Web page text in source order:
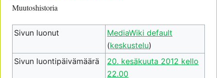
Muutoshistoria
Sivun luonut
MediaWiki default
(keskustelu)
Sivun luontipäivämäärä
20. kesäkuuta 2012 kello
22.00